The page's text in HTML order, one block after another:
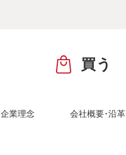
買う
企業理念 会社概要･沿革